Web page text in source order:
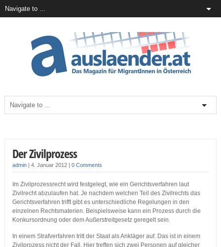
Der Zivilprozess
admin| 4. Januar 2012 | 0 Comments
Im Zivilprozessrecht wird festgelegt, wie ein Gerichtsverfahren laut
Zivilrecht abzulaufen hat. Je nachdem welchen Teil des Zivilrechts das
Gerichtsverfahren trifft gibt es unterschiedliche Regelungen in den
einzelnen Rechtsmaterien. Beispielsweise kann ein Prozess durch die
Konkursordnung oder dem Außerstreitgesetz geregelt sein.
In einem Strafverfahren tritt der Staat als Ankläger auf. Das ist in einem
Zivilprozess nicht der Fall. Hier treffen sich zwei Personen auf gleicher